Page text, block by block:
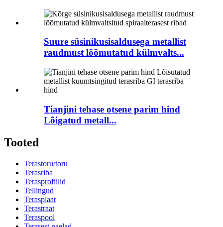
Suure süsinikusisaldusega metallist
raudmust lõõmutatud külmvalts...
Tianjini tehase otsene parim hind
Lõigatud metall...
Tooted
Terastoru/toru
Terasriba
Terasprofiilid
Tellingud
Terasplaat
Terastraat
Teraspool